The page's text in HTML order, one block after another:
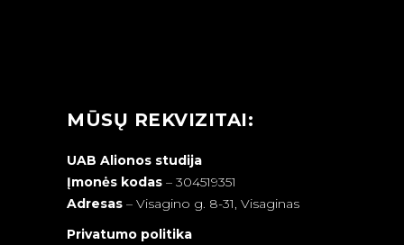
MŪSŲ REKVIZITAI:
UAB Alionos studija
Įmonės kodas – 304519351
Adresas – Visagino g. 8-31, Visaginas
Privatumo politika